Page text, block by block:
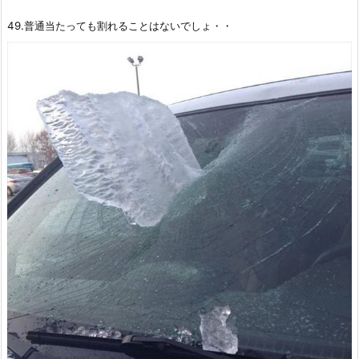
49.普通当たっても割れることはないでしょ・・